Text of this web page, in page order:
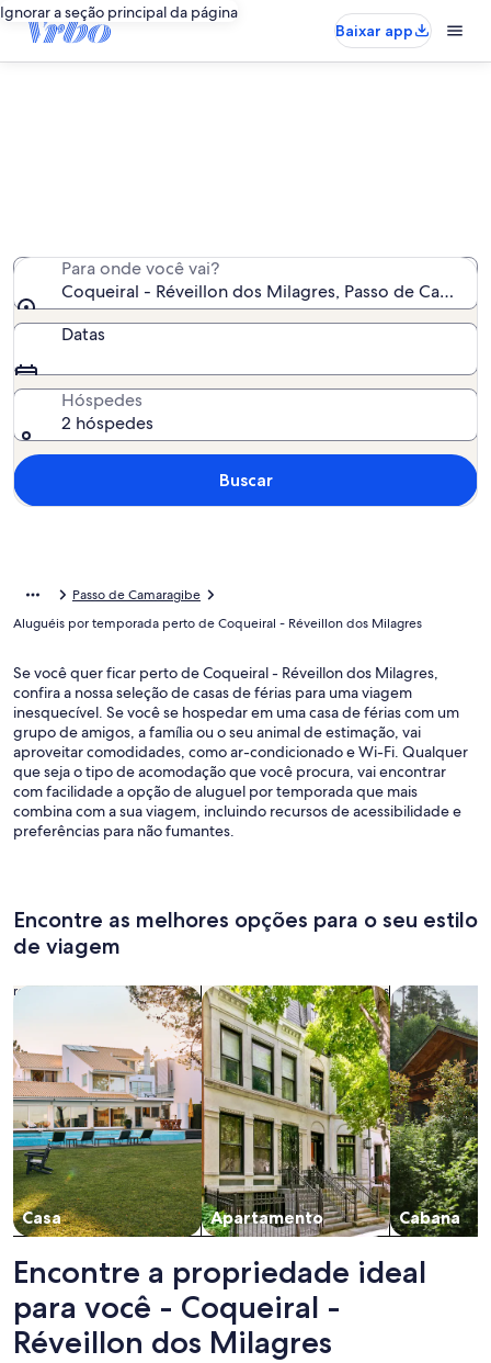
Ignorar a seção principal da página
Baixar app
Para onde você vai?
Coqueiral - Réveillon dos Milagres, Passo de
Datas
Hóspedes
2 hóspedes
Buscar
Passo de Camaragibe
Aluguéis por temporada perto de Coqueiral - Réveillon dos Milagres
Se você quer ficar perto de Coqueiral - Réveillon dos Milagres,
confira a nossa seleção de casas de férias para uma viagem
inesquecível. Se você se hospedar em uma casa de férias com um
grupo de amigos, a família ou o seu animal de estimação, vai
aproveitar comodidades, como ar-condicionado e Wi-Fi. Qualquer
que seja o tipo de acomodação que você procura, vai encontrar
com facilidade a opção de aluguel por temporada que mais
combina com a sua viagem, incluindo recursos de acessibilidade e
preferências para não fumantes.
Encontre as melhores opções para o seu estilo
de viagem
Casa
Busque casas
Apartamento
Busque apartamentos
Cabana
buscar
Encontre a propriedade ideal
para você - Coqueiral -
Réveillon dos Milagres